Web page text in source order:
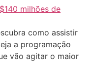
como assistir
a programação
vão agitar o maior